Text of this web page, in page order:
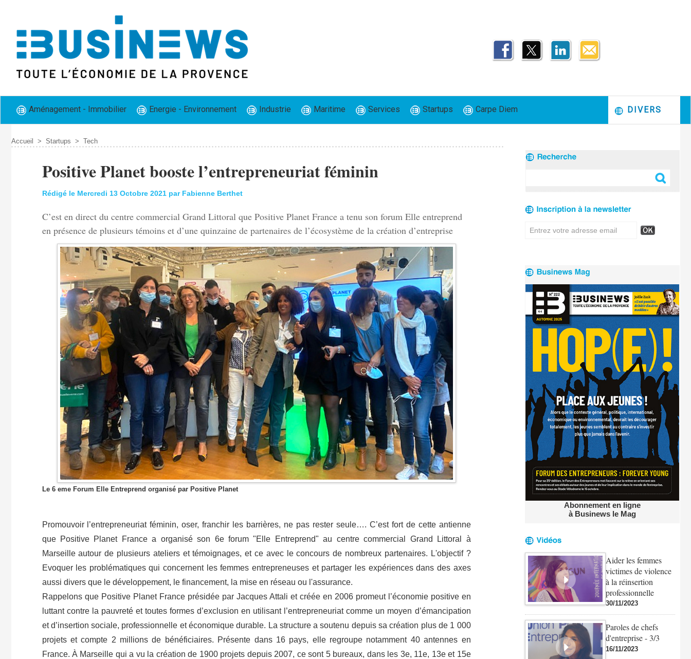
Aménagement - Immobilier Energie - Environnement Industrie Maritime Services Startups Carpe Diem DIVERS
Accueil > Startups > Tech
Positive Planet booste l’entrepreneuriat féminin
Rédigé le Mercredi 13 Octobre 2021 par Fabienne Berthet
C’est en direct du centre commercial Grand Littoral que Positive Planet France a tenu son forum Elle entreprend
en présence de plusieurs témoins et d’une quinzaine de partenaires de l’écosystème de la création d’entreprise
Le 6 eme Forum Elle Entreprend organisé par Positive Planet
Promouvoir l’entrepreneuriat féminin, oser, franchir les barrières, ne pas rester seule…. C’est fort de cette antienne
que Positive Planet France a organisé son 6e forum "Elle Entreprend" au centre commercial Grand Littoral à
Marseille autour de plusieurs ateliers et témoignages, et ce avec le concours de nombreux partenaires. L'objectif ?
Evoquer les problématiques qui concernent les femmes entrepreneuses et partager les expériences dans des axes
aussi divers que le développement, le financement, la mise en réseau ou l'assurance.
Rappelons que Positive Planet France présidée par Jacques Attali et créée en 2006 promeut l’économie positive en
luttant contre la pauvreté et toutes formes d’exclusion en utilisant l’entrepreneuriat comme un moyen d’émancipation
et d’insertion sociale, professionnelle et économique durable. La structure a soutenu depuis sa création plus de 1 000
projets et compte 2 millions de bénéficiaires. Présente dans 16 pays, elle regroupe notamment 40 antennes en
France. À Marseille qui a vu la création de 1900 projets depuis 2007, ce sont 5 bureaux, dans les 3e, 11e, 13e et 15e
Abonnement en ligne
à Businews le Mag
Aider les femmes
victimes de violence
à la réinsertion
professionnelle
30/11/2023
Paroles de chefs
d'entreprise - 3/3
16/11/2023